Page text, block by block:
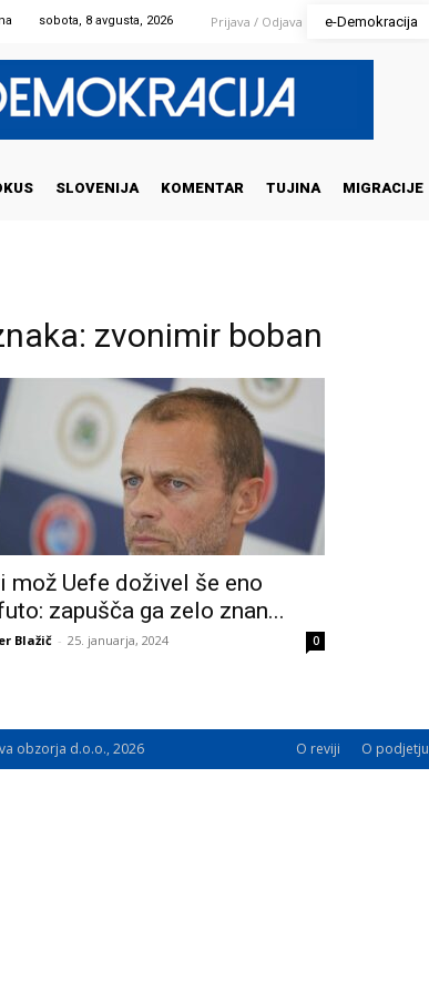
sobota, 8 avgusta, 2026 Prijava / Odjava e-Demokracija
SLOVENIJA KOMENTAR TUJINA MIGRACIJE
zvonimir boban
mož Uefe doživel še eno
zapušča ga zelo znan...
Blažič - 25. januarja, 2024 0
O reviji O podjetju
obzorja d.o.o., 2026